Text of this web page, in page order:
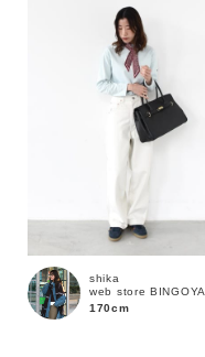
カラー
shika
web store BINGOYA
170cm